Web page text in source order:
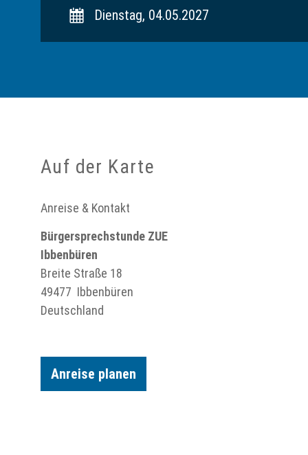
Dienstag, 04.05.2027
Auf der Karte
Anreise & Kontakt
Bürgersprechstunde ZUE
Ibbenbüren
Breite Straße 18
49477 Ibbenbüren
Deutschland
Anreise planen